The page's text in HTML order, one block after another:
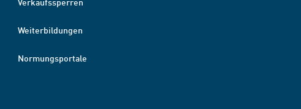
Weiterbildungen
Normungsportale